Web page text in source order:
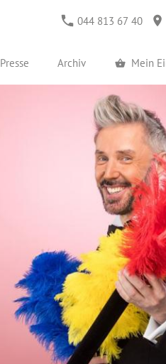
044 813 67 40
Presse Archiv Mein